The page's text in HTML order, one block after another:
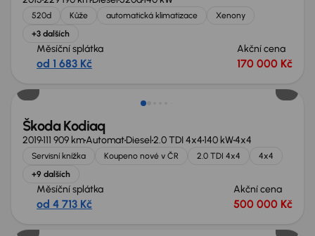
520d Kůže automatická klimatizace
Xenony
+3 dalších
Měsíční splátka
od 1 683 Kč
Akční cena
170 000 Kč
Zlevněno o 80 000 Kč
Škoda Kodiaq
2019111 909 kmAutomatDiesel2.0 TDI 4x4140 kW4x4
Servisní knížka Koupeno nové v ČR 2.0 TDI 4x4
4x4
+9 dalších
Měsíční splátka
od 4 713 Kč
Akční cena
500 000 Kč
Zlevněno o 60 000 Kč